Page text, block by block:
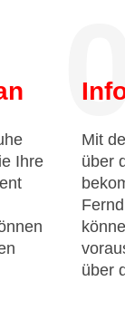
Ihre
Mit
über
über